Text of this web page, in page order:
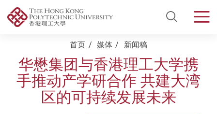
Open
Start main content首页 媒体 新闻稿
华懋集团与香港理工大学携
手推动产学研合作 共建大湾
区的可持续发展未来